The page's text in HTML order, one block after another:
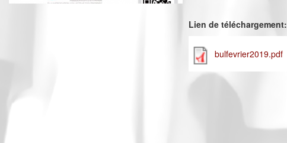
Lien de téléchargement:
bulfevrier2019.pdf